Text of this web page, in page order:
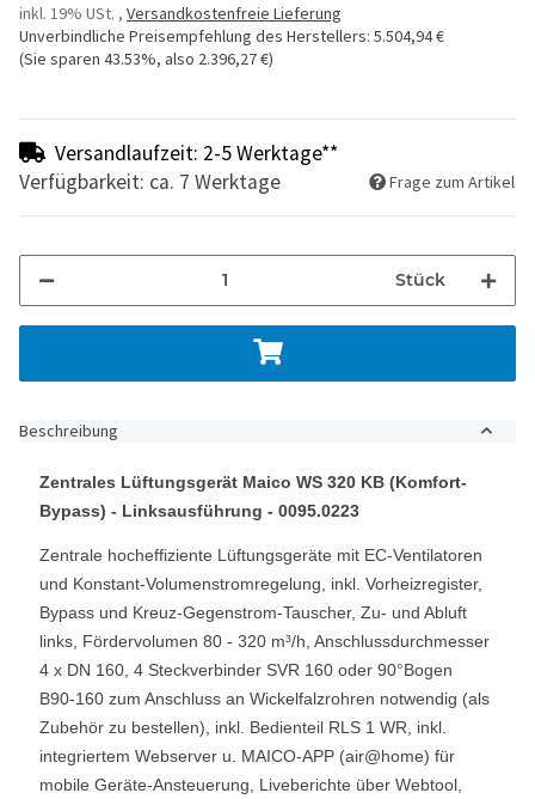
inkl. 19% USt. , Versandkostenfreie Lieferung
Unverbindliche Preisempfehlung des Herstellers: 5.504,94 €
(Sie sparen 43.53%, also 2.396,27 €)
Versandlaufzeit: 2-5 Werktage**
Verfügbarkeit: ca. 7 Werktage
Frage zum Artikel
Stück
Beschreibung
Zentrales Lüftungsgerät Maico WS 320 KB (Komfort-
Bypass) - Linksausführung - 0095.0223
Zentrale hocheffiziente Lüftungsgeräte mit EC-Ventilatoren
und Konstant-Volumenstromregelung, inkl. Vorheizregister,
Bypass und Kreuz-Gegenstrom-Tauscher, Zu- und Abluft
links, Fördervolumen 80 - 320 m³/h, Anschlussdurchmesser
4 x DN 160, 4 Steckverbinder SVR 160 oder 90°Bogen
B90-160 zum Anschluss an Wickelfalzrohren notwendig (als
Zubehör zu bestellen), inkl. Bedienteil RLS 1 WR, inkl.
integriertem Webserver u. MAICO-APP (air@home) für
mobile Geräte-Ansteuerung, Liveberichte über Webtool,